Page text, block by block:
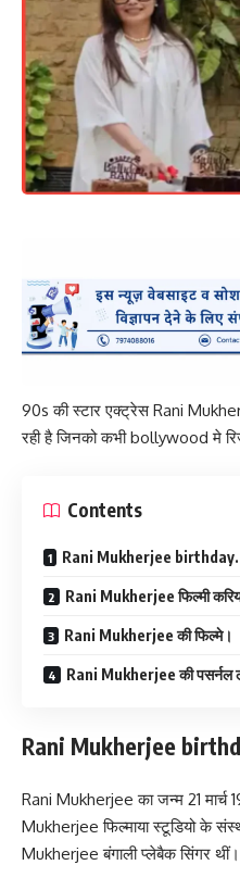
90s की स्टार एक्ट्रेस Rani
रही है जिनको कभी bollywood मे
Contents
Rani Mukherjee birthday.
Rani Mukherjee फिल्मी
Rani Mukherjee की फिल्मे।
Rani Mukherjee की पसर्नल
Rani Mukherjee
Rani Mukherjee का जन्म 21 मार्च
Mukherjee फिल्माया स्टूडियो के
Mukherjee बंगाली प्लेबैक सिंगर थीं।